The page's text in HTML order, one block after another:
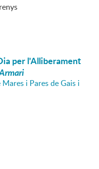
per l'Alliberament
i Pares de Gais i